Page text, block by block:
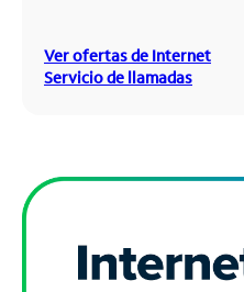
Ver ofertas de Internet
Servicio de llamadas